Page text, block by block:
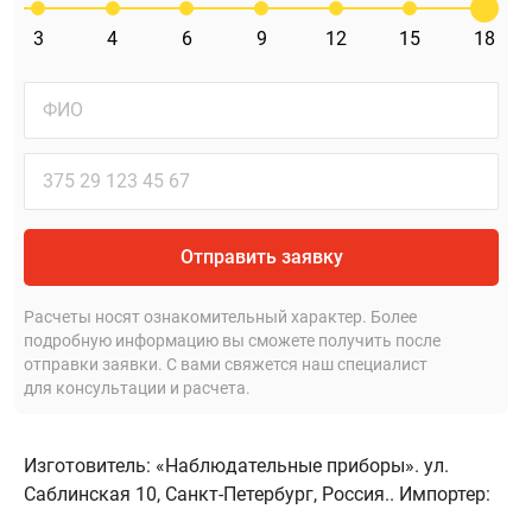
18
15
12
9
6
4
3
Отправить заявку
Расчеты носят ознакомительный характер. Более
подробную информацию вы сможете получить после
отправки заявки. С вами свяжется наш специалист
для консультации и расчета.
Изготовитель: «Наблюдательные приборы». ул.
Саблинская 10, Санкт-Петербург, Россия.. Импортер: